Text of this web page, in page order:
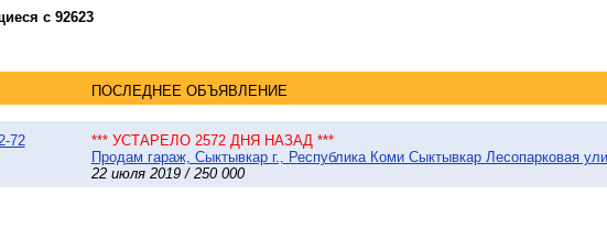
с 92623
ПОСЛЕДНЕЕ ОБЪЯВЛЕНИЕ
72
*** УСТАРЕЛО 2572 ДНЯ НАЗАД ***
Продам гараж, Сыктывкар г., Республика Коми Сыктывкар Лесопарковая
22 июля 2019 / 250 000